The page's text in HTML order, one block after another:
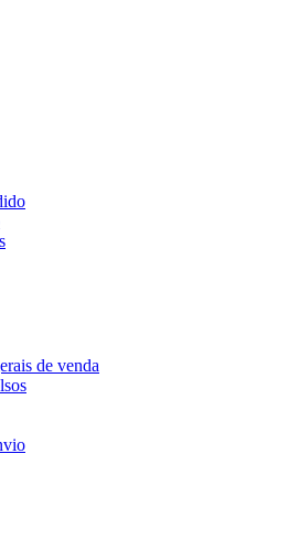
de venda